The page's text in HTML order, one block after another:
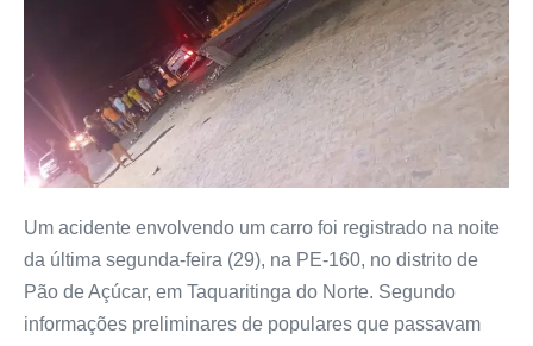
Um acidente envolvendo um carro foi registrado na noite
da última segunda-feira (29), na PE-160, no distrito de
Pão de Açúcar, em Taquaritinga do Norte. Segundo
informações preliminares de populares que passavam